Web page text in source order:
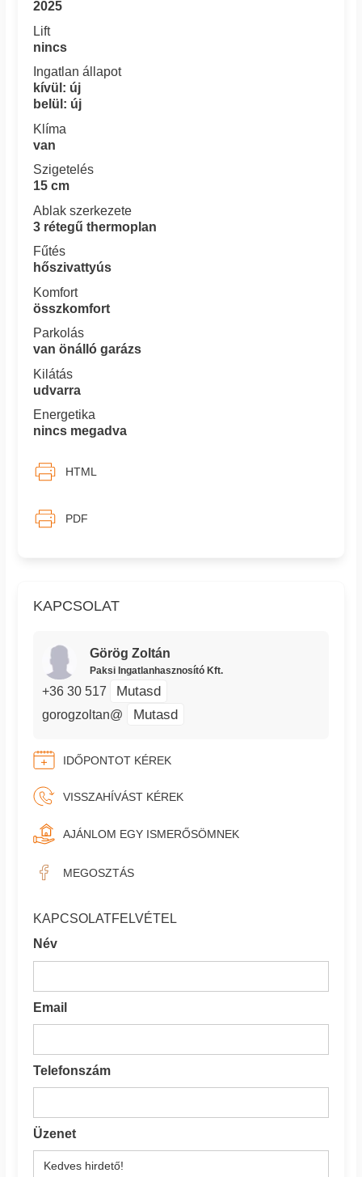
KAPCSOLAT
Görög Zoltán
Paksi Ingatlanhasznosító Kft.
+36 30 517 Mutasd
gorogzoltan@ Mutasd
IDŐPONTOT KÉREK
VISSZAHÍVÁST KÉREK
AJÁNLOM EGY ISMERŐSÖMNEK
MEGOSZTÁS
KAPCSOLATFELVÉTEL
Név
Email
Telefonszám
Üzenet
2025
Lift
nincs
Ingatlan állapot
kívül: új
belül: új
Klíma
van
Szigetelés
15 cm
Ablak szerkezete
3 rétegű thermoplan
Fűtés
hőszivattyús
Komfort
összkomfort
Parkolás
van önálló garázs
Kilátás
udvarra
Energetika
nincs megadva
HTML
PDF